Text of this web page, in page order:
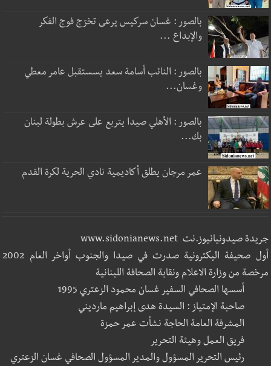
بالصور : غسان سركيس يرعى تخرّج فوج الفكر
والإبداع ...
بالصور : النائب أسامة سعد يسستقبل عامر معطي
وغسان...
بالصور : الأهلي صيدا يتربع على عرش بطولة لبنان
بك...
عمر مرجان يطلق أكاديمية نادي الحرية لكرة القدم
جريدة صيدونيانيوز.نت www.sidonianews.net
أول صحيفة اليكترونية صدرت في صيدا والجنوب أواخر العام 2002
مرخصة من وزارة الاعلام ونقابة الصحافة اللبنانية
أسسها الصحافي السفير غسان محمود الزعتري 1995
صاحبة الإمتياز : السيدة هدى إبراهيم مارديني
المشرفة العامة الحاجة نشأت عمر حمزة
فريق العمل وهيئة التحرير
رئيس التحرير المسؤول والمدير المسؤول الصحافي غسان الزعتري